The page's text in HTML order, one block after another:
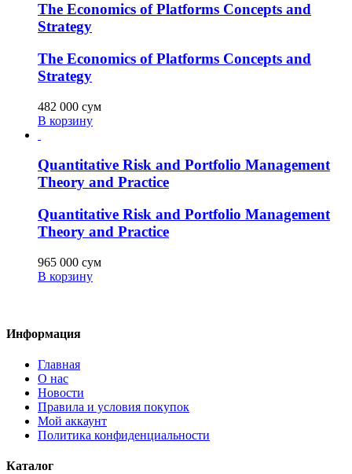
The Economics of Platforms Concepts and
Strategy
The Economics of Platforms Concepts and
Strategy
482 000 сум
В корзину
Quantitative Risk and Portfolio Management
Theory and Practice
Quantitative Risk and Portfolio Management
Theory and Practice
965 000 сум
В корзину
Информация
Главная
О нас
Новости
Правила и условия покупок
Мой аккаунт
Политика конфиденциальности
Каталог